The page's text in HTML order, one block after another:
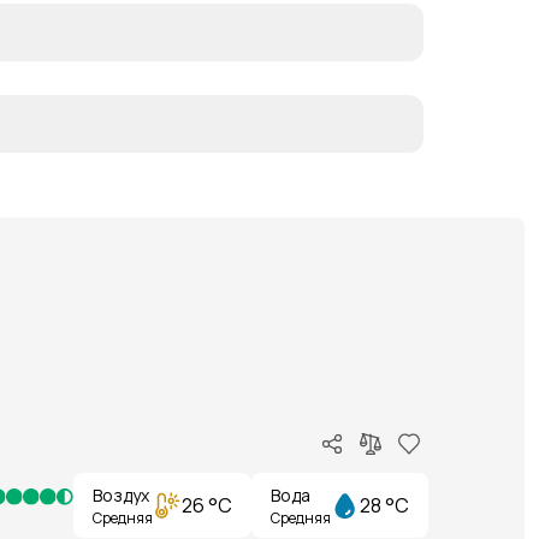
Воздух
Средняя 26 °C Вода
Средняя 28 °C